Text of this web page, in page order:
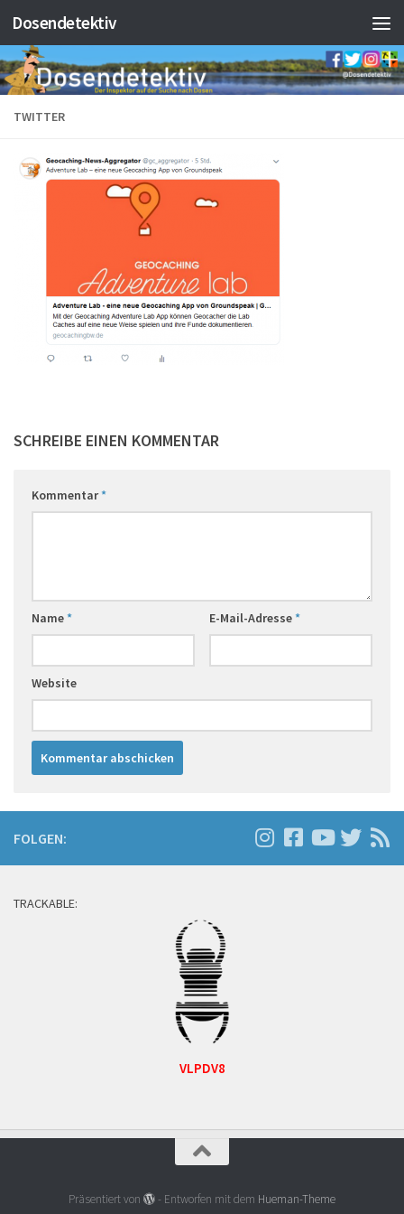
Zum Inhalt springen
Dosendetektiv
TWITTER
SCHREIBE EINEN KOMMENTAR
Kommentar*
Name* E-Mail-Adresse*
Website
FOLGEN:
TRACKABLE:
VLPDV8
Präsentiert von - Entworfen mit dem Hueman-Theme